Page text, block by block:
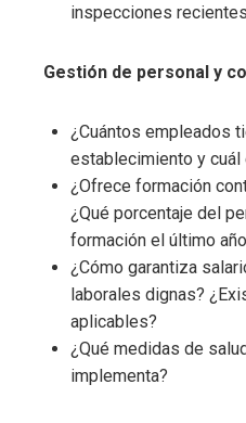
inspecciones
Gestión de personal y
¿Cuántos empleados
establecimiento y cuál
¿Ofrece formación
¿Qué porcentaje del
formación el último
¿Cómo garantiza
laborales dignas?
aplicables?
¿Qué medidas de
implementa?